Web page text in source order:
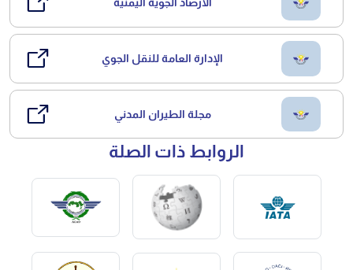
الإدارة العامة للنقل الجوي
مجلة الطيران المدني
الروابط ذات الصلة